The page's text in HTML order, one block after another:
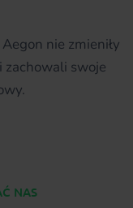
nie zmieniły
swoje
NAS